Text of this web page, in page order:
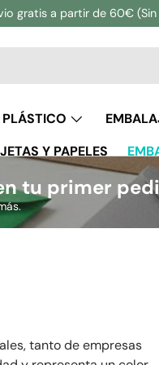
gratis a partir de 60€ (Sin
Y PAPELES
tu primer
tanto de empresas